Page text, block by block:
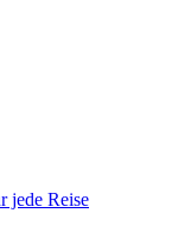
jede Reise